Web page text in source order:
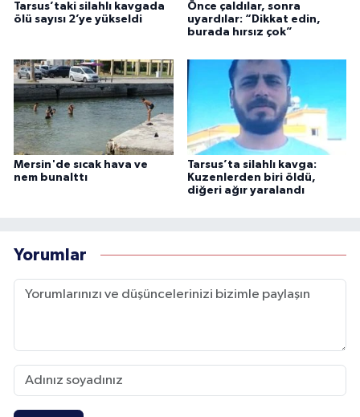
Tarsus’taki silahlı kavgada
ölü sayısı 2’ye yükseldi
Önce çaldılar, sonra
uyardılar: “Dikkat edin,
burada hırsız çok”
Mersin'de sıcak hava ve
nem bunalttı
Tarsus’ta silahlı kavga:
Kuzenlerden biri öldü,
diğeri ağır yaralandı
Yorumlar